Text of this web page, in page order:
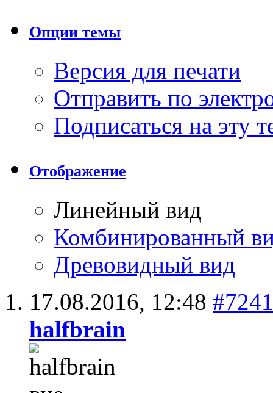
Опции темы
Версия для печати
Отправить по
Подписаться на эту
Отображение
Линейный вид
Комбинированный
Древовидный вид
17.08.2016, 12:48 #7241
halfbrain